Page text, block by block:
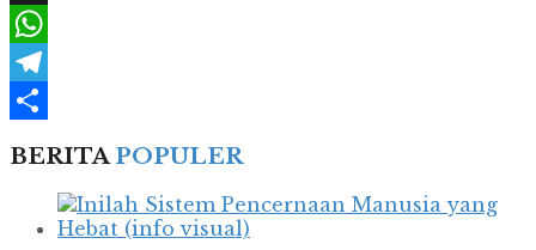
X
WhatsApp
Telegram
BERITAPOPULER